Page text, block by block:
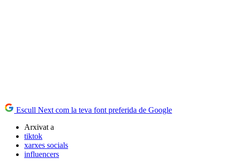
Escull Next com la teva font preferida de Google
Arxivat a
tiktok
xarxes socials
influencers